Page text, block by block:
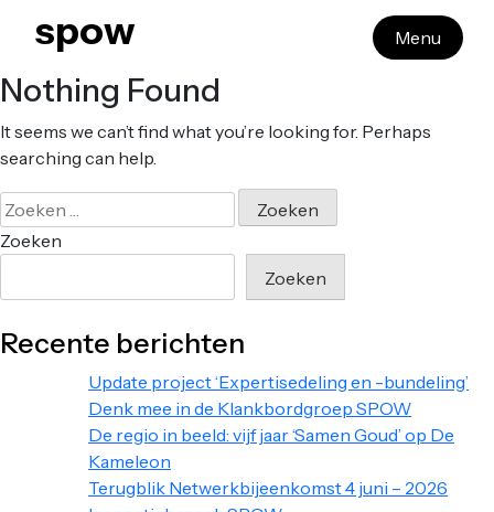
spow Menu
Nothing Found
It seems we can’t find what you’re looking for. Perhaps
searching can help.
Zoeken
naar:
Zoeken
Zoeken
Recente berichten
Update project ‘Expertisedeling en -bundeling’
Denk mee in de Klankbordgroep SPOW
De regio in beeld: vijf jaar ‘Samen Goud’ op De
Kameleon
Terugblik Netwerkbijeenkomst 4 juni – 2026